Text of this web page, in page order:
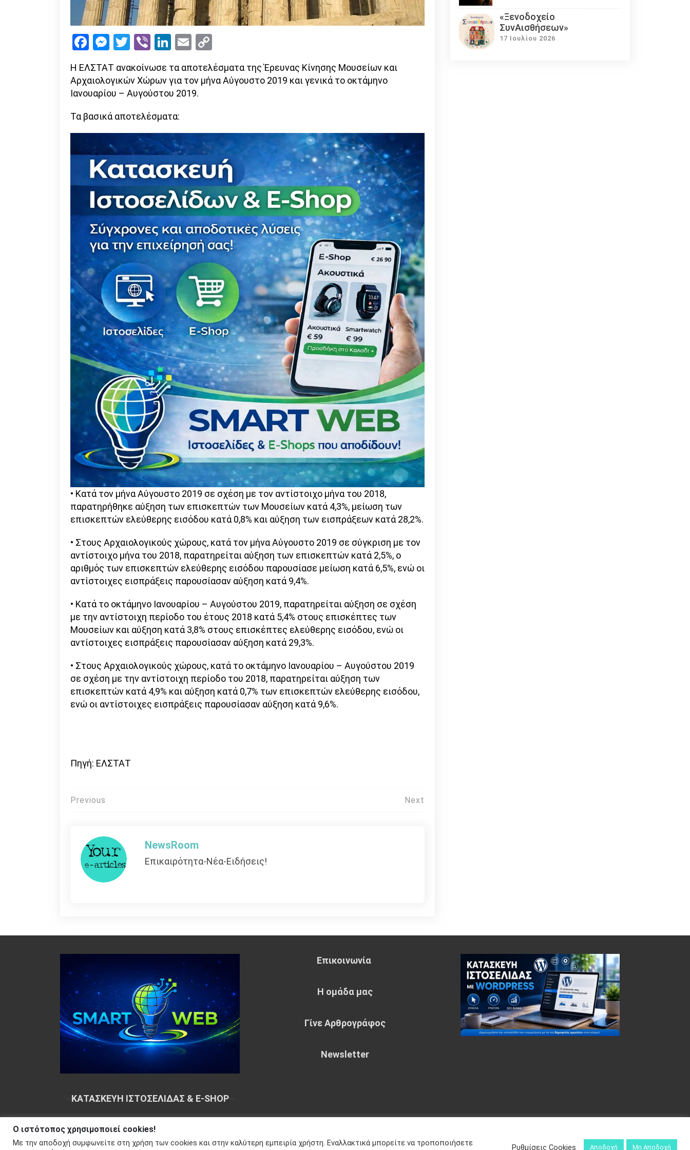
Facebook
Messenger
Twitter
ViberLinkedIn
Email
Link
Η ΕΛΣΤΑΤ ανακοίνωσε τα αποτελέσματα της Έρευνας Κίνησης Μουσείων και
Αρχαιολογικών Χώρων για τον μήνα Αύγουστο 2019 και γενικά το οκτάμηνο
Ιανουαρίου – Αυγούστου 2019.
Τα βασικά αποτελέσματα:
• Κατά τον μήνα Αύγουστο 2019 σε σχέση με τον αντίστοιχο μήνα του 2018,
παρατηρήθηκε αύξηση των επισκεπτών των Μουσείων κατά 4,3%, μείωση των
επισκεπτών ελεύθερης εισόδου κατά 0,8% και αύξηση των εισπράξεων κατά 28,2%.
• Στους Αρχαιολογικούς χώρους, κατά τον μήνα Αύγουστο 2019 σε σύγκριση με τον
αντίστοιχο μήνα του 2018, παρατηρείται αύξηση των επισκεπτών κατά 2,5%, ο
αριθμός των επισκεπτών ελεύθερης εισόδου παρουσίασε μείωση κατά 6,5%, ενώ οι
αντίστοιχες εισπράξεις παρουσίασαν αύξηση κατά 9,4%.
• Κατά το οκτάμηνο Ιανουαρίου – Αυγούστου 2019, παρατηρείται αύξηση σε σχέση
με την αντίστοιχη περίοδο του έτους 2018 κατά 5,4% στους επισκέπτες των
Μουσείων και αύξηση κατά 3,8% στους επισκέπτες ελεύθερης εισόδου, ενώ οι
αντίστοιχες εισπράξεις παρουσίασαν αύξηση κατά 29,3%.
• Στους Αρχαιολογικούς χώρους, κατά το οκτάμηνο Ιανουαρίου – Αυγούστου 2019
σε σχέση με την αντίστοιχη περίοδο του 2018, παρατηρείται αύξηση των
επισκεπτών κατά 4,9% και αύξηση κατά 0,7% των επισκεπτών ελεύθερης εισόδου,
ενώ οι αντίστοιχες εισπράξεις παρουσίασαν αύξηση κατά 9,6%.
Πηγή: ΕΛΣΤΑΤ
Πλοήγηση
Previous Next
NewsRoom
Επικαιρότητα-Νέα-Ειδήσεις!
«Ξενοδοχείο
ΣυνΑισθήσεων»
17 Ιουλίου 2026
ΚΑΤΑΣΚΕΥΗ ΙΣΤΟΣΕΛΙΔΑΣ & E-SHOP~
Επικοινωνία
Η ομάδα μας
Γίνε Αρθρογράφος
Newsletter
Copyright © 2026 Your e-articles - WordPress Theme : by Sparkle Themes
Πολιτική
Ο ιστότοπος χρησιμοποιεί cookies!
Με την αποδοχή συμφωνείτε στη χρήση των cookies και στην καλύτερη εμπειρία χρήστη. Εναλλακτικά μπορείτε να τροποποιήσετε
Ρυθμίσεις Cookies Αποδοχή Μη Αποδοχή